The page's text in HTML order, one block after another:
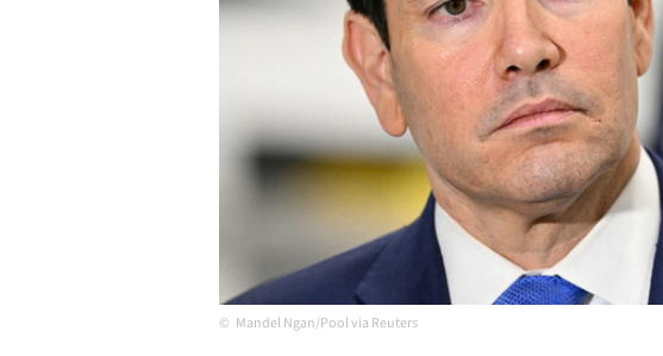
Mandel Ngan/Pool via Reuters